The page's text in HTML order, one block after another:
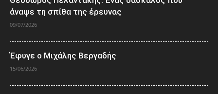
άναψε τη σπίθα της έρευνας
09/07/2026
Έφυγε ο Μιχάλης Βεργαδής
15/06/2026